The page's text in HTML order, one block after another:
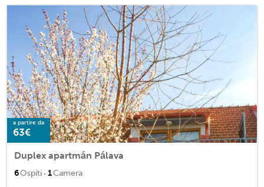
a partire da
63€
Duplex apartmán Pálava
6Ospiti · 1Camera